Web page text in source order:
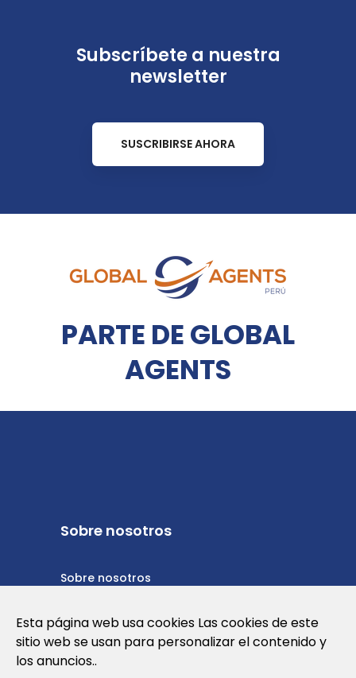
Subscríbete a nuestra
newsletter
SUSCRIBIRSE AHORA
PARTE DE GLOBAL
AGENTS
Sobre nosotros
Sobre nosotros
Política de cookies
Esta página web usa cookies Las cookies de este
sitio web se usan para personalizar el contenido y
los anuncios..